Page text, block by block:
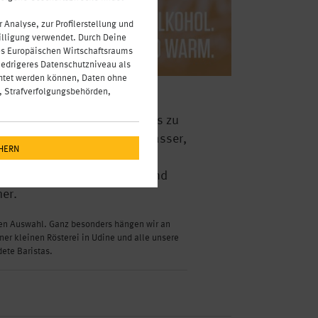
Analyse, zur Profilerstellung und
verwendet. Durch Deine
Europäischen Wirtschaftsraums
Datenschutzniveau als
werden können, Daten ohne
Strafverfolgungsbehörden,
hat einiges zu
SanPellegrino Mineralwasser,
Spritz finden Sie unsere
wärmende Köstlichkeiten und
Auswahl. Ganz besonders hängen wir an
kleinen Rösterei in Udine und alle unsere
Baristas.